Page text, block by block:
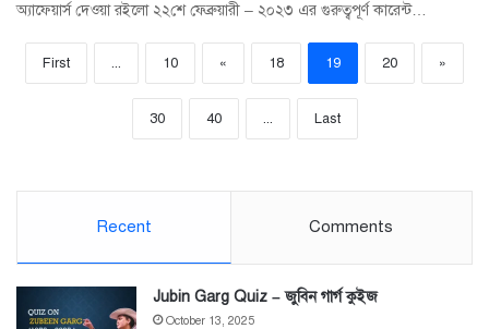
অ্যাফেয়ার্স দেওয়া রইলো ২২শে ফেব্রুয়ারী – ২০২৩ এর গুরুত্বপূর্ণ কারেন্ট…
First ... 10 « 18 19 20 »
30 40 ... Last
Recent Comments
Jubin Garg Quiz – জুবিন গার্গ কুইজ
October 13, 2025